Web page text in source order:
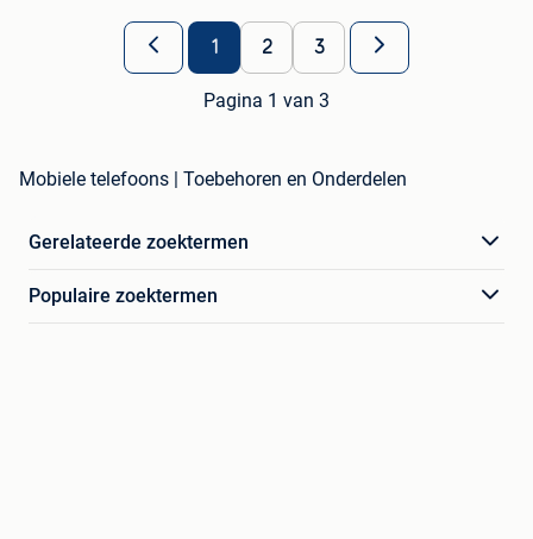
1 2 3
Pagina 1 van 3
Mobiele telefoons | Toebehoren en Onderdelen
Gerelateerde zoektermen
Populaire zoektermen